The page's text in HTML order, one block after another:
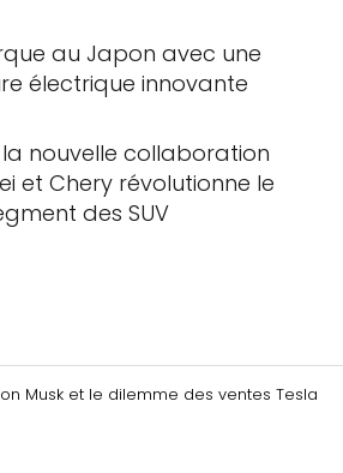
au Japon avec une
électrique innovante
la nouvelle collaboration
et Chery révolutionne le
des SUV
Musk et le dilemme des ventes Tesla